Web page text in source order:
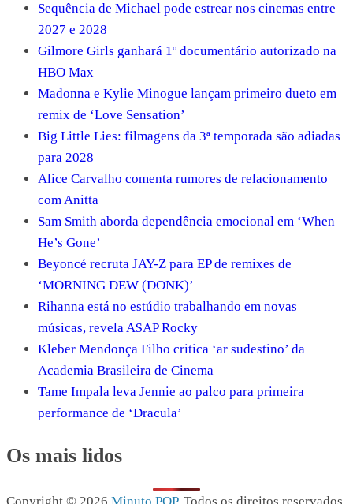
Sequência de Michael pode estrear nos cinemas entre
2027 e 2028
Gilmore Girls ganhará 1º documentário autorizado na
HBO Max
Madonna e Kylie Minogue lançam primeiro dueto em
remix de ‘Love Sensation’
Big Little Lies: filmagens da 3ª temporada são adiadas
para 2028
Alice Carvalho comenta rumores de relacionamento
com Anitta
Sam Smith aborda dependência emocional em ‘When
He’s Gone’
Beyoncé recruta JAY-Z para EP de remixes de
‘MORNING DEW (DONK)’
Rihanna está no estúdio trabalhando em novas
músicas, revela A$AP Rocky
Kleber Mendonça Filho critica ‘ar sudestino’ da
Academia Brasileira de Cinema
Tame Impala leva Jennie ao palco para primeira
performance de ‘Dracula’
Os mais lidos